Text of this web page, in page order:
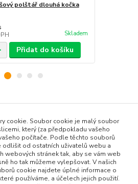
polštář dlouhá kočka
Skladem
Přidat do košíku
cookie. Soubor cookie je malý soubor
který (za předpokladu vašeho
počítače. Podle těchto souborů
odlišit od ostatních uživatelů webu a
webových stránek tak, aby se vám web
ho tak můžeme vylepšovat. V našich
cookie najdete úplné informace o
používáme, a účelech jejich použití.